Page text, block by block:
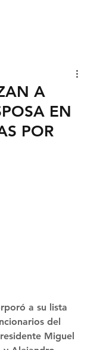
A
EN
POR
a su lista
del
Miguel